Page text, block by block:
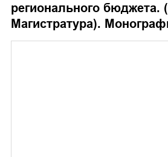
регионального бюджета.
Магистратура).